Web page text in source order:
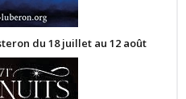
du 18 juillet au 12 août